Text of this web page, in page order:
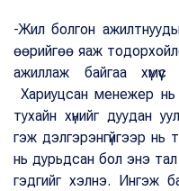
-Жил болгон
өөрийгөө яаж
ажиллаж байгаа
Хариуцсан менежер нь
тухайн хүнийг дуудан
гэж дэлгэрэнгүйгээр
нь дурьдсан бол энэ
гэдгийг хэлнэ. Ингэж